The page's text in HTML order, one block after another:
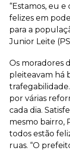
“Estamos, eu
felizes em
para a
Junior Leite
Os moradores
pleiteavam há
por várias
cada dia.
mesmo bairro,
todos estão
ruas. “O